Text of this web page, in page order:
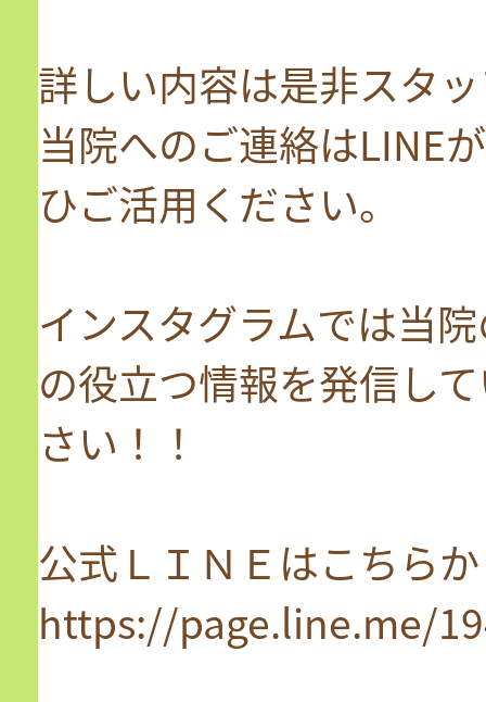
詳しい内容は是非スタ
当院へのご連絡はLINE
ひご活用ください。
インスタグラムでは当
の役立つ情報を発信し
さい！！
公式ＬＩＮＥはこちら
https://page.line.me/